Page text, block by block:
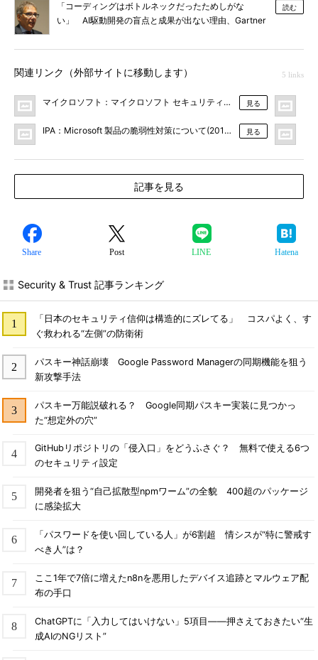
「コーディングはボトルネックだったためしがな
い」 AI駆動開発の盲点と成果が出ない理由、Gartner
読む
関連リンク（外部サイトに移動します） 5 links
マイクロソフト：マイクロソフト セキュリティ情報 MS15-034 - 緊
見る
IPA：Microsoft 製品の脆弱性対策について(2015年4月)見る
記事を見る
Share Post LINE Hatena
Security & Trust 記事ランキング
「日本のセキュリティ信仰は構造的にズレてる」 コスパよく、す
ぐ救われる“左側”の防衛術
パスキー神話崩壊 Google Password Managerの同期機能を狙う
新攻撃手法
パスキー万能説破れる？ Google同期パスキー実装に見つかっ
た“想定外の穴”
GitHubリポジトリの「侵入口」をどうふさぐ？ 無料で使える6つ
のセキュリティ設定
開発者を狙う“自己拡散型npmワーム”の全貌 400超のパッケージ
に感染拡大
「パスワードを使い回している人」が6割超 情シスが“特に警戒す
べき人”は？
ここ1年で7倍に増えたn8nを悪用したデバイス追跡とマルウェア配
布の手口
ChatGPTに「入力してはいけない」5項目――押さえておきたい“生
成AIのNGリスト”